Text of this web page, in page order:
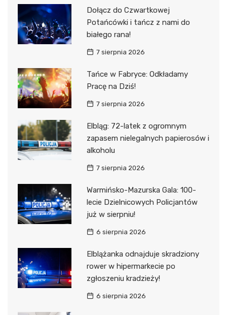
Dołącz do Czwartkowej
Potańcówki i tańcz z nami do
białego rana!
7 sierpnia 2026
Tańce w Fabryce: Odkładamy
Pracę na Dziś!
7 sierpnia 2026
Elbląg: 72-latek z ogromnym
zapasem nielegalnych papierosów i
alkoholu
7 sierpnia 2026
Warmińsko-Mazurska Gala: 100-
lecie Dzielnicowych Policjantów
już w sierpniu!
6 sierpnia 2026
Elblążanka odnajduje skradziony
rower w hipermarkecie po
zgłoszeniu kradzieży!
6 sierpnia 2026